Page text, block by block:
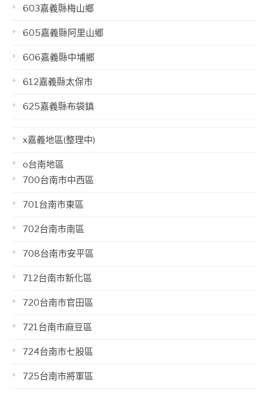
603嘉義縣梅山鄉
605嘉義縣阿里山鄉
606嘉義縣中埔鄉
612嘉義縣太保市
625嘉義縣布袋鎮
x嘉義地區(整理中)
o台南地區
700台南市中西區
701台南市東區
702台南市南區
708台南市安平區
712台南市新化區
720台南市官田區
721台南市麻豆區
724台南市七股區
725台南市將軍區